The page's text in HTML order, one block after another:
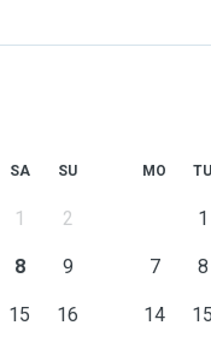
SA SU
1 2
8 9
15 16
MO TU
1
7 8
14 15